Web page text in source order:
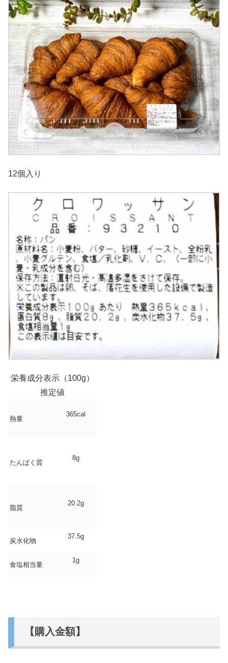
12個入り
栄養成分表示（100g）
推定値
熱量
365cal
たんぱく質
8g
脂質
20.2g
炭水化物
37.5g
食塩相当量
1g
【購入金額】